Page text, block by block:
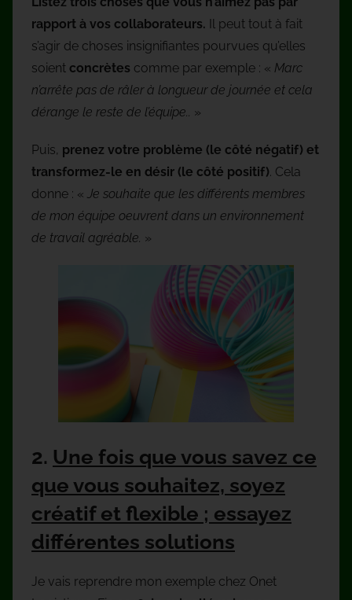
rapport à vos collaborateurs. Il peut tout à fait
s’agir de choses insignifiantes pourvues qu’elles
soient concrètes comme par exemple : « Marc
n’arrête pas de râler à longueur de journée et cela
dérange le reste de l’équipe..
»
Puis, prenez votre problème (le côté négatif) et
transformez-le en désir (le côté positif). Cela
donne : « Je souhaite que les différents membres
de mon équipe oeuvrent dans un environnement
de travail agréable. »
2. Une fois que vous savez ce
que vous souhaitez, soyez
créatif et flexible ; essayez
différentes solutions
Je vais reprendre mon exemple chez Onet